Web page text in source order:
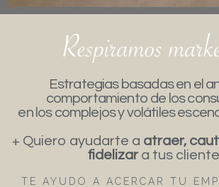
Estrategias basadas en el
comportamiento de los
en los complejos y volátiles
+ Quiero ayudarte a atraer,
fidelizar a tus
TE AYUDO A ACERCAR TU